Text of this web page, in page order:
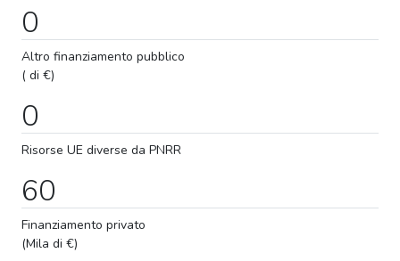
0
Altro finanziamento pubblico
( di €)
0
Risorse UE diverse da PNRR
60
Finanziamento privato
(Mila di €)